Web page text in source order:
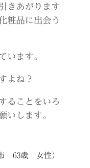
きあがります
粧品に出会う
います。
よね？
ることをいろ
いします。
63歳 女性）